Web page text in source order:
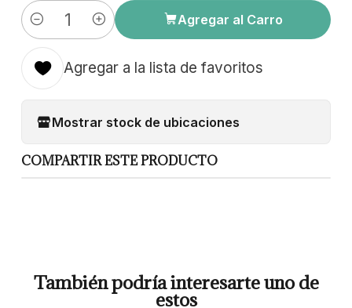
Cantidad
Agregar al Carro
Agregar a la lista de favoritos
Mostrar stock de ubicaciones
COMPARTIR ESTE PRODUCTO
También podría interesarte uno de
estos